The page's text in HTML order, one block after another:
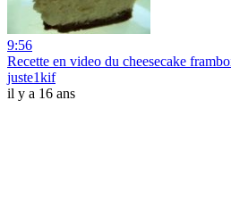
9:56
Recette en video du cheesecake
juste1kif
il y a 16 ans